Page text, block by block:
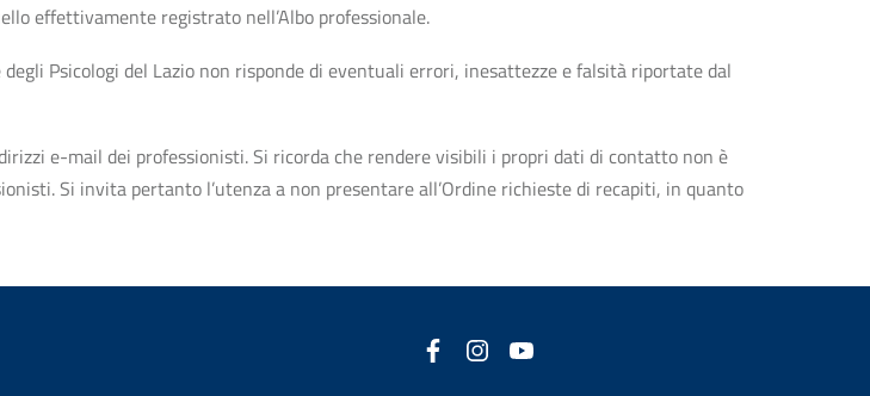
effettivamente registrato nell’Albo professionale.
Psicologi del Lazio non risponde di eventuali errori, inesattezze e falsità riportate dal
e-mail dei professionisti. Si ricorda che rendere visibili i propri dati di contatto non è
Si invita pertanto l’utenza a non presentare all’Ordine richieste di recapiti, in quanto
Facebook
(nuova scheda - new tab)
Instagram
(nuova scheda - new tab)